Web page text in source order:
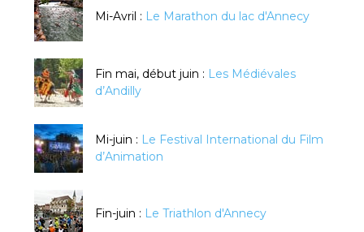
Mi-Avril : Le Marathon du lac d'Annecy
Fin mai, début juin : Les Médiévales
d’Andilly
Mi-juin : Le Festival International du Film
d’Animation
Fin-juin : Le Triathlon d'Annecy